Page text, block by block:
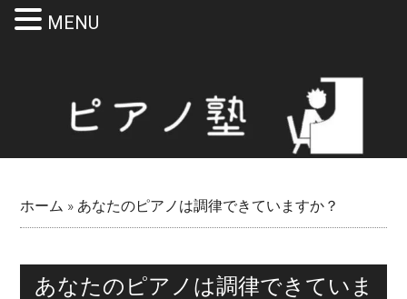
ホーム » あなたのピアノは調律できていますか？
あなたのピアノは調律できていま
MENU